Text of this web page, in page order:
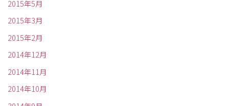
2015年5月
2015年3月
2015年2月
2014年12月
2014年11月
2014年10月